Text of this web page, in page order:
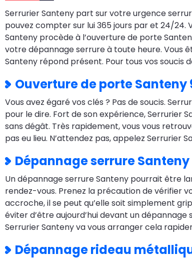
Serrurier Santeny part sur votre urgence
pouvez compter sur lui 365 jours par et 24/24.
Santeny procède à l’ouverture de porte
votre dépannage serrure à toute heure. Vous
Santeny répond présent. Pour tous vos soucis
Ouverture de porte Santeny
Vous avez égaré vos clés ? Pas de soucis.
pour le dire. Fort de son expérience, Serrurier
sans dégât. Très rapidement, vous vous
pas eu lieu. N’attendez pas, appelez Serrurier
Dépannage serrure
Un dépannage serrure Santeny pourrait être
rendez-vous. Prenez la précaution de vérifier
accroche, il se peut qu’elle soit simplement
éviter d’être aujourd’hui devant un
Serrurier Santeny va vous arranger cela
Dépannage rideau